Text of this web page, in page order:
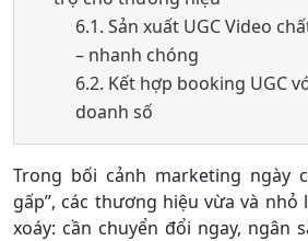
6.1. Sản xuất UGC Video
– nhanh chóng
6.2. Kết hợp booking UGC
doanh số
Trong bối cảnh marketing ngày
gấp”, các thương hiệu vừa và
xoáy: cần chuyển đổi ngay, ngân